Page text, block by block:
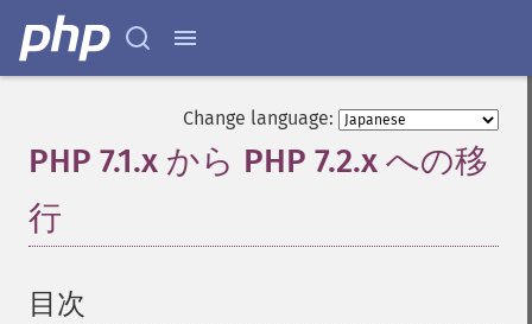
Change language:
PHP 7.1.x から PHP 7.2.x への移
行
目次